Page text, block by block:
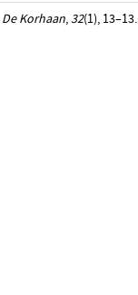
De Korhaan, 32(1), 13–13.